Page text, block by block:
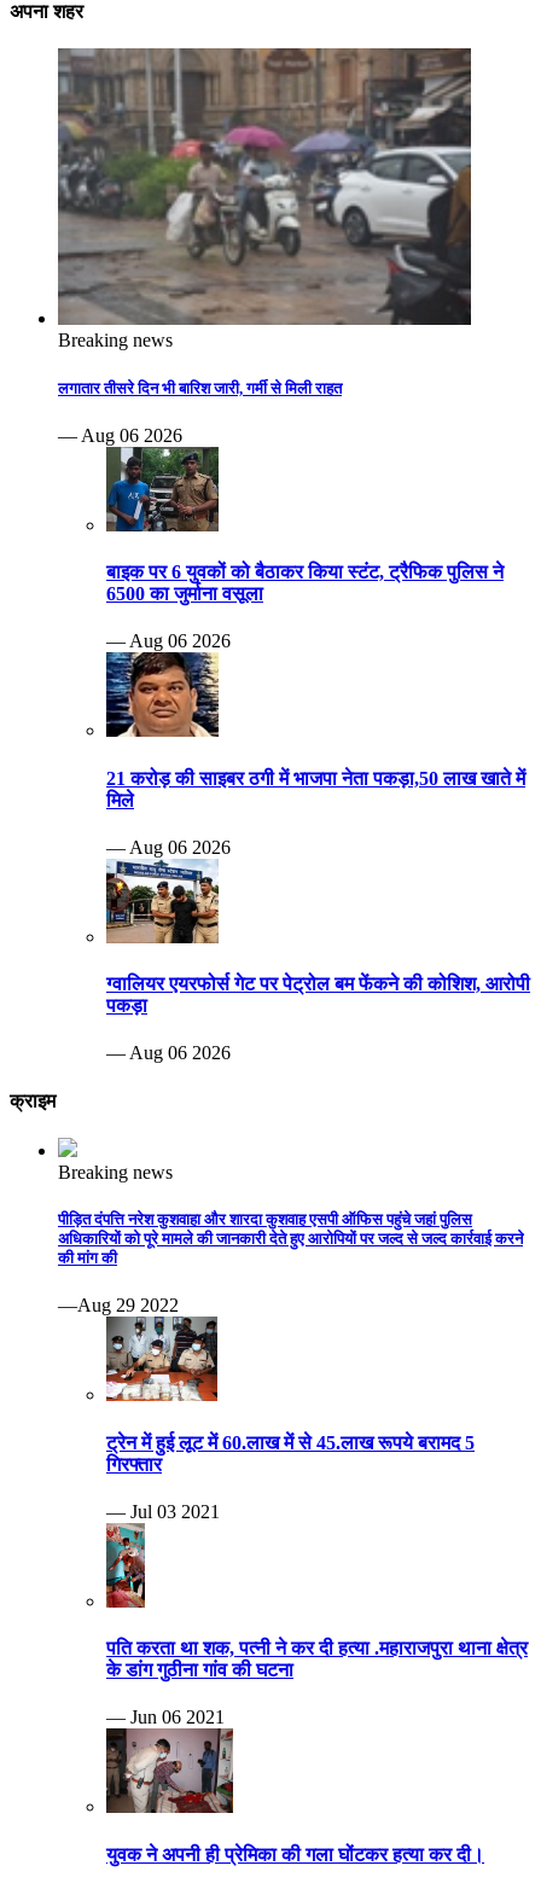
अपना शहर
Breaking news
लगातार तीसरे दिन भी बारिश जारी, गर्मी से मिली राहत
— Aug 06 2026
बाइक पर 6 युवकों को बैठाकर किया स्टंट, ट्रैफिक पुलिस ने
6500 का जुर्माना वसूला
— Aug 06 2026
21 करोड़ की साइबर ठगी में भाजपा नेता पकड़ा,50 लाख खाते में
मिले
— Aug 06 2026
ग्वालियर एयरफोर्स गेट पर पेट्रोल बम फेंकने की कोशिश, आरोपी
पकड़ा
— Aug 06 2026
क्राइम
Breaking news
पीड़ित दंपत्ति नरेश कुशवाहा और शारदा कुशवाह एसपी ऑफिस पहुंचे जहां पुलिस
अधिकारियों को पूरे मामले की जानकारी देते हुए आरोपियों पर जल्द से जल्द कार्रवाई करने
की मांग की
—Aug 29 2022
ट्रेन में हुई लूट में 60.लाख में से 45.लाख रूपये बरामद 5
गिरफ्तार
— Jul 03 2021
पति करता था शक, पत्नी ने कर दी हत्या .महाराजपुरा थाना क्षेत्र
के डांग गुठीना गांव की घटना
— Jun 06 2021
युवक ने अपनी ही प्रेमिका की गला घोंटकर हत्या कर दी।